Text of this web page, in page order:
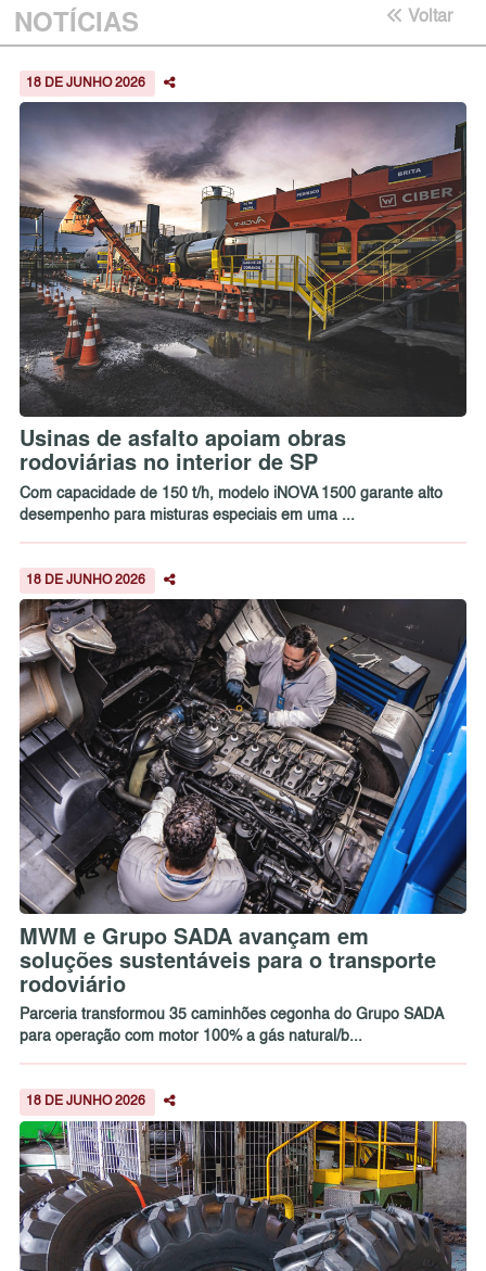
NOTÍCIAS Voltar
18 DE JUNHO 2026
Usinas de asfalto apoiam obras
rodoviárias no interior de SP
Com capacidade de 150 t/h, modelo iNOVA 1500 garante alto
desempenho para misturas especiais em uma ...
18 DE JUNHO 2026
MWM e Grupo SADA avançam em
soluções sustentáveis para o transporte
rodoviário
Parceria transformou 35 caminhões cegonha do Grupo SADA
para operação com motor 100% a gás natural/b...
18 DE JUNHO 2026